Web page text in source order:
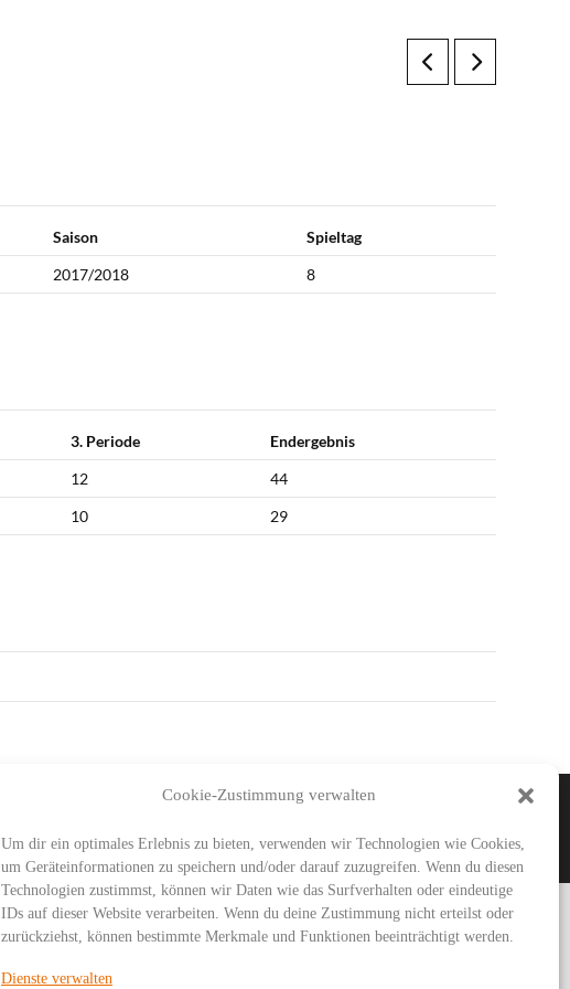
Cookie-Zustimmung verwalten
Um dir ein optimales Erlebnis zu bieten, verwenden wir Technologien wie Cookies,
um Geräteinformationen zu speichern und/oder darauf zuzugreifen. Wenn du diesen
Technologien zustimmst, können wir Daten wie das Surfverhalten oder eindeutige
IDs auf dieser Website verarbeiten. Wenn du deine Zustimmung nicht erteilst oder
zurückziehst, können bestimmte Merkmale und Funktionen beeinträchtigt werden.
Dienste verwalten
Saison
Spieltag
2017/2018 8
3. Periode
Endergebnis
12
44
10 29